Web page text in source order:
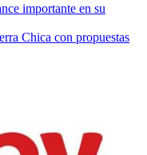
importante en su
Chica con propuestas